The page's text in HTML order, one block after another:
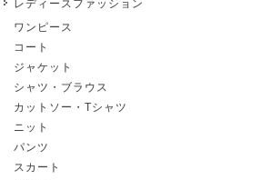
レディースファッション
ワンピース
コート
ジャケット
シャツ・ブラウス
カットソー・Tシャツ
ニット
パンツ
スカート